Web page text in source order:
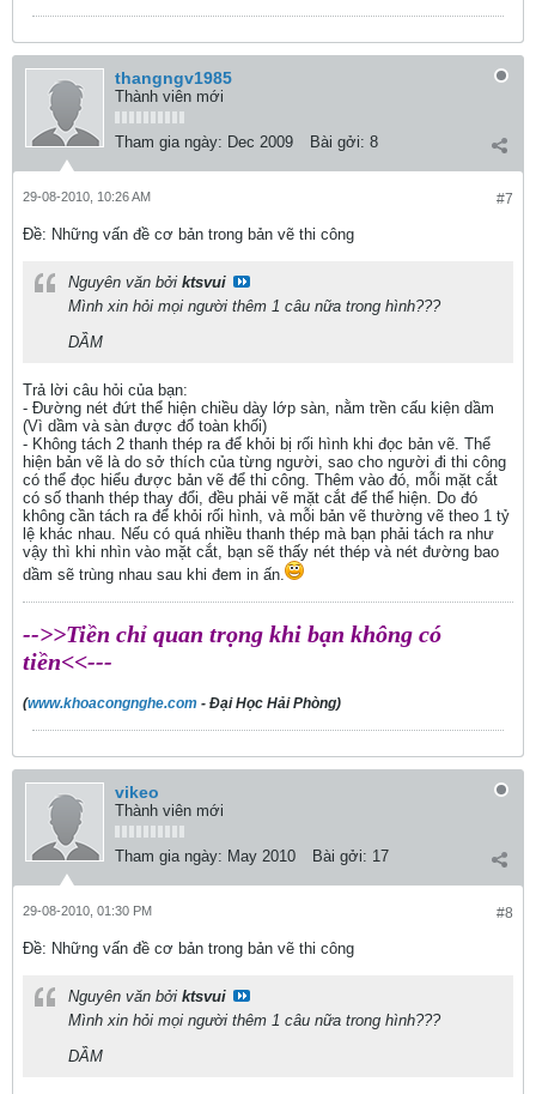
thangngv1985
Thành viên mới
Tham gia ngày: Dec 2009 Bài gởi: 8
#7
29-08-2010, 10:26 AM
Ðề: Những vấn đề cơ bản trong bản vẽ thi công
Nguyên văn bởi ktsvui
Mình xin hỏi mọi người thêm 1 câu nữa trong hình???
DẦM
Trả lời câu hỏi của bạn:
- Đường nét đứt thể hiện chiều dày lớp sàn, nằm trền cấu kiện dầm
(Vì dầm và sàn được đổ toàn khối)
- Không tách 2 thanh thép ra để khỏi bị rối hình khi đọc bản vẽ. Thể
hiện bản vẽ là do sở thích của từng người, sao cho người đi thi công
có thể đọc hiểu được bản vẽ để thi công. Thêm vào đó, mỗi mặt cắt
có số thanh thép thay đổi, đều phải vẽ mặt cắt để thể hiện. Do đó
không cần tách ra để khỏi rối hình, và mỗi bản vẽ thường vẽ theo 1 tỷ
lệ khác nhau. Nếu có quá nhiều thanh thép mà bạn phải tách ra như
vậy thì khi nhìn vào mặt cắt, bạn sẽ thấy nét thép và nét đường bao
dầm sẽ trùng nhau sau khi đem in ấn.
-->>Tiền chỉ quan trọng khi bạn không có
tiền<<---
(www.khoacongnghe.com - Đại Học Hải Phòng)
vikeo
Thành viên mới
Tham gia ngày: May 2010 Bài gởi: 17
#8
29-08-2010, 01:30 PM
Ðề: Những vấn đề cơ bản trong bản vẽ thi công
Nguyên văn bởi ktsvui
Mình xin hỏi mọi người thêm 1 câu nữa trong hình???
DẦM